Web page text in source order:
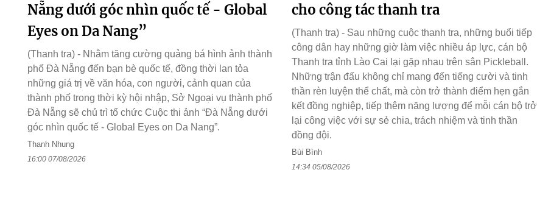
Nẵng dưới góc nhìn quốc tế - Global
Eyes on Da Nang”
(Thanh tra) - Nhằm tăng cường quảng bá hình ảnh thành
phố Đà Nẵng đến bạn bè quốc tế, đồng thời lan tỏa
những giá trị về văn hóa, con người, cảnh quan của
thành phố trong thời kỳ hội nhập, Sở Ngoại vụ thành phố
Đà Nẵng sẽ chủ trì tổ chức Cuộc thi ảnh “Đà Nẵng dưới
góc nhìn quốc tế - Global Eyes on Da Nang”.
Thanh Nhung
16:00 07/08/2026
cho công tác thanh tra
(Thanh tra) - Sau những cuộc thanh tra, những buổi tiếp
công dân hay những giờ làm việc nhiều áp lực, cán bộ
Thanh tra tỉnh Lào Cai lại gặp nhau trên sân Pickleball.
Những trận đấu không chỉ mang đến tiếng cười và tinh
thần rèn luyện thể chất, mà còn trở thành điểm hẹn gắn
kết đồng nghiệp, tiếp thêm năng lượng để mỗi cán bộ trở
lại công việc với sự sẻ chia, trách nhiệm và tinh thần
đồng đội.
Bùi Bình
14:34 05/08/2026